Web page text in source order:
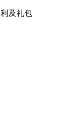
及礼包